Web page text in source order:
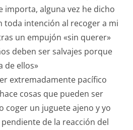
importa, alguna vez he dicho
toda intención al recoger a mi
un empujón «sin querer»
deben ser salvajes porque
de ellos»
extremadamente pacífico
cosas que pueden ser
coger un juguete ajeno y yo
de la reacción del